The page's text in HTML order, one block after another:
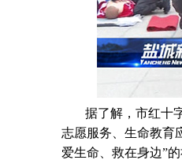
据了解，市红十
志愿服务、生命教育
爱生命、救在身边”